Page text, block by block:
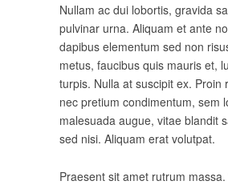
Nullam ac dui lobortis, gravida
pulvinar urna. Aliquam et ante
dapibus elementum sed non
metus, faucibus quis mauris et,
turpis. Nulla at suscipit ex. Proin
nec pretium condimentum, sem
malesuada augue, vitae blandit
sed nisi. Aliquam erat volutpat.
Praesent sit amet rutrum